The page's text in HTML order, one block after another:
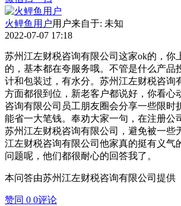
火鲤鱼用户用户来自于: 未知
2022-07-07 17:18
苏州江左财税咨询有限公司这家ok的，你
的，基本都在夸服务哦。不管是什么产品
计和包装过，有水分。苏州江左财税咨询
方面都很到位，新老客户都说好，你看心
咨询有限公司员工朋友圈会分享一些限时
能省一大笔钱。奉劝大家一句，在注册公
苏州江左财税咨询有限公司，避免被一些
江左财税咨询有限公司他家真的挺有义气
问题呢，他们都很耐心的回答我了。
本问答由苏州江左财税咨询有限公司提供
赞同 0 0评论